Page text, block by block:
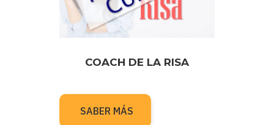
COACH DE LA RISA
SABER MÁS